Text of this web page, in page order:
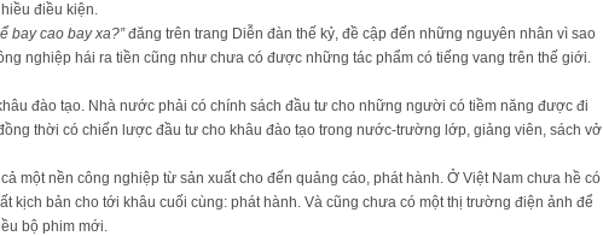
điều kiện.
bay cao bay xa?”đăng trên trang Diễn đàn thế kỷ, đề cập đến những nguyên nhân vì sao
nghiệp hái ra tiền cũng như chưa có được những tác phẩm có tiếng vang trên thế giới.
đào tạo. Nhà nước phải có chính sách đầu tư cho những người có tiềm năng được đi
thời có chiến lược đầu tư cho khâu đào tạo trong nước-trường lớp, giảng viên, sách vở
một nền công nghiệp từ sản xuất cho đến quảng cáo, phát hành. Ở Việt Nam chưa hề có
kịch bản cho tới khâu cuối cùng: phát hành. Và cũng chưa có một thị trường điện ảnh để
bộ phim mới.